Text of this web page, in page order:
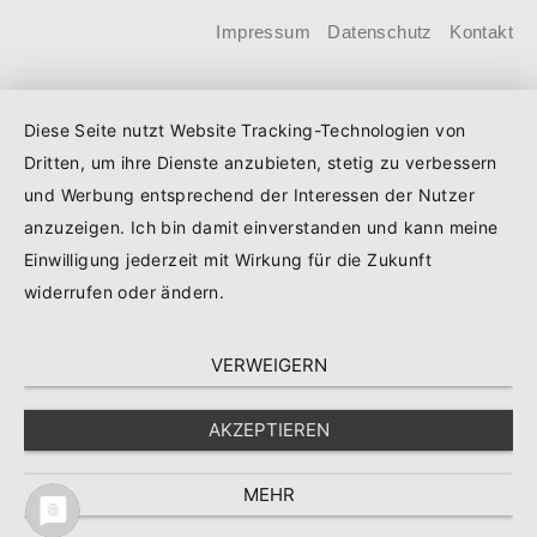
Kind steigt der Förderhöchstbetrag von
Euro (vorher: 125.000 Euro) und für
Familien mit drei und mehr Kindern auf
Darlehenszinsen von „Jung kauft Alt“
werden aus Mitteln des
Stadtentwicklung und Bauwesen
(BMWSB) verbilligt: Heute liegt der
Laufzeit und 10 Jahren Zinsbindung bei
0,53 Prozent effektiv.
Impressum Datenschutz Kontakt
Diese Seite nutzt Website Tracking-Technologien von
Dritten, um ihre Dienste anzubieten, stetig zu verbessern
und Werbung entsprechend der Interessen der Nutzer
anzuzeigen. Ich bin damit einverstanden und kann meine
Einwilligung jederzeit mit Wirkung für die Zukunft
widerrufen oder ändern.
VERWEIGERN
AKZEPTIEREN
MEHR